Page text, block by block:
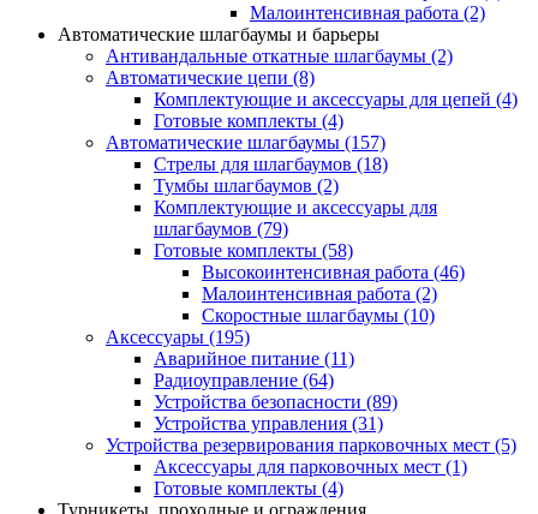
Малоинтенсивная работа (2)
Автоматические шлагбаумы и барьеры
Антивандальные откатные шлагбаумы (2)
Автоматические цепи (8)
Комплектующие и аксессуары для цепей (4)
Готовые комплекты (4)
Автоматические шлагбаумы (157)
Стрелы для шлагбаумов (18)
Тумбы шлагбаумов (2)
Комплектующие и аксессуары для
шлагбаумов (79)
Готовые комплекты (58)
Высокоинтенсивная работа (46)
Малоинтенсивная работа (2)
Скоростные шлагбаумы (10)
Аксессуары (195)
Аварийное питание (11)
Радиоуправление (64)
Устройства безопасности (89)
Устройства управления (31)
Устройства резервирования парковочных мест (5)
Аксессуары для парковочных мест (1)
Готовые комплекты (4)
Турникеты, проходные и ограждения